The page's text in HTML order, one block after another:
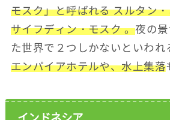
モスク」と呼ばれる スルタン
サイフディン・モスク 。夜の
た世界で２つしかないといわれ
エンパイアホテルや、水上集落